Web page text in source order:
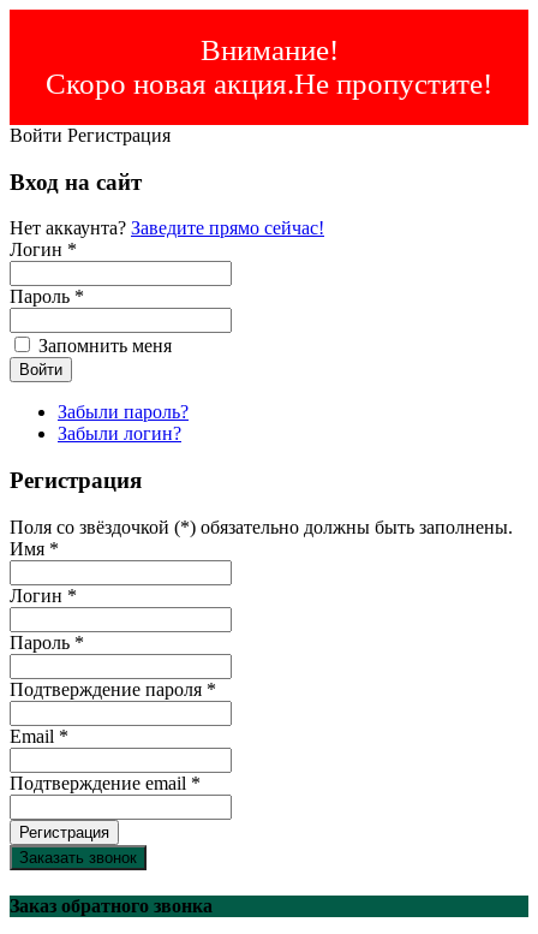
Внимание!
Скоро новая акция.Не пропустите!
Войти Регистрация
Вход на сайт
Нет аккаунта? Заведите прямо сейчас!
Логин *
Пароль *
Запомнить меня
Забыли пароль?
Забыли логин?
Регистрация
Поля со звёздочкой (*) обязательно должны быть заполнены.
Имя *
Логин *
Пароль *
Подтверждение пароля *
Email *
Подтверждение email *
Регистрация
Заказать звонок
Заказ обратного звонка